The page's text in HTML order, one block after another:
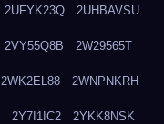
2UFYK23Q 2UHBAVSU
2VY55Q8B 2W29565T
2WK2EL88 2WNPNKRH
2Y7I1IC2 2YKK8NSK